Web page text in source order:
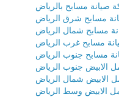
صيانة مسابح بالرياض
مسابح شرق الرياض
مسابح شمال الرياض
مسابح غرب الرياض
مسابح جنوب الرياض
الابيض جنوب الرياض
الابيض شمال الرياض
الابيض وسط الرياض